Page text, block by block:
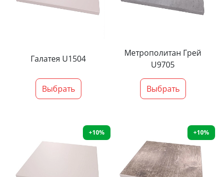
Галатея U1504
Выбрать
Метрополитан Грей
U9705
Выбрать
+10% +10%